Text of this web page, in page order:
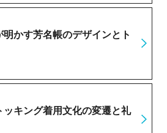
かす芳名帳のデザインとト
ッキング着用文化の変遷と礼